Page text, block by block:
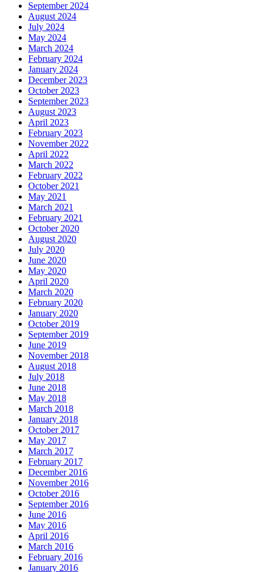
September 2024
August 2024
July 2024
May 2024
March 2024
February 2024
January 2024
December 2023
October 2023
September 2023
August 2023
April 2023
February 2023
November 2022
April 2022
March 2022
February 2022
October 2021
May 2021
March 2021
February 2021
October 2020
August 2020
July 2020
June 2020
May 2020
April 2020
March 2020
February 2020
January 2020
October 2019
September 2019
June 2019
November 2018
August 2018
July 2018
June 2018
May 2018
March 2018
January 2018
October 2017
May 2017
March 2017
February 2017
December 2016
November 2016
October 2016
September 2016
June 2016
May 2016
April 2016
March 2016
February 2016
January 2016